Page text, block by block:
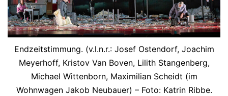
Endzeitstimmung. (v.l.n.r.: Josef Ostendorf, Joachim
Meyerhoff, Kristov Van Boven, Lilith Stangenberg,
Michael Wittenborn, Maximilian Scheidt (im
Wohnwagen Jakob Neubauer) – Foto: Katrin Ribbe.